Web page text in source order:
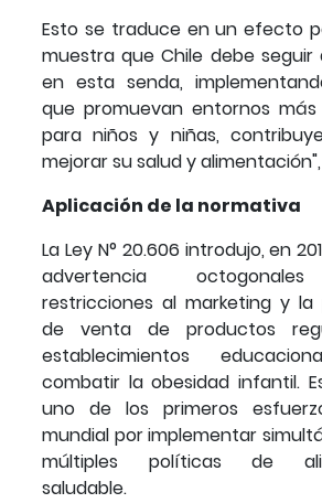
Esto se traduce en un efecto
muestra que Chile debe seguir
en esta senda,
que promuevan entornos más
para niños y niñas,
mejorar su salud y
Aplicación de la normativa
La Ley N° 20.606 introdujo, en
advertencia
restricciones al marketing y la
de venta de productos
establecimientos
combatir la obesidad infantil.
uno de los primeros
mundial por implementar
múltiples políticas de
saludable.